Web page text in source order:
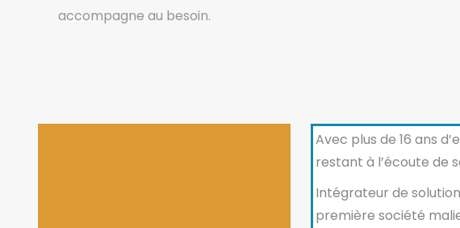
accompagne au besoin.
Avec plus de 16 ans
restant à l’écoute de
Intégrateur de
première société